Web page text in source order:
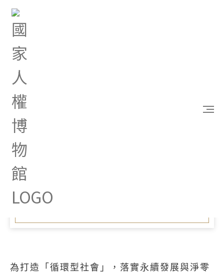
首頁
明，歡迎參考！
Aug 13, 2025 |
計畫」政策電子圖文說明，
歡迎參考！
為打造「循環型社會」，落實永續發展與淨零